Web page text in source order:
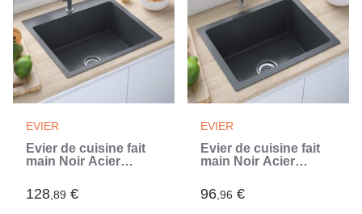
EVIER
Évier de cuisine fait
main Noir Acier
128,89 €
EVIER
Évier de cuisine fait
main Noir Acier
96,96 €